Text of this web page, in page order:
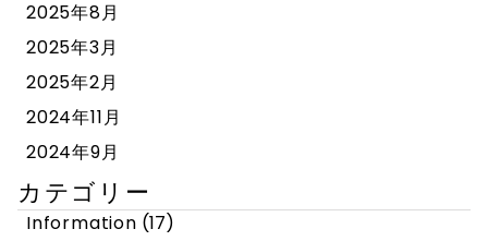
2025年8月
2025年3月
2025年2月
2024年11月
2024年9月
カテゴリー
Information (17)